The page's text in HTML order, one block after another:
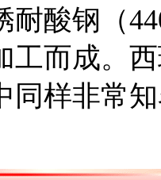
耐酸钢（
工而成。
同样非常